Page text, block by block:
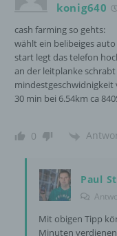
konig640
cash farming so gehts:
wählt ein belibeiges
start legt das telefon
an der leitplanke
30 min bei 6.54km ca
0
Paul
Mit obigen Tipp
Minuten
Cookies /
Die
genannte
SessionStorage.
machen. Local
auf Ihrem
abspeichert.
werden. Sie
LocalStorage
verhindern.